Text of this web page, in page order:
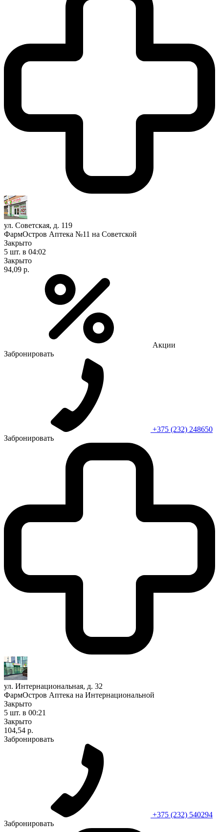
ул. Советская, д. 119
ФармОстров Аптека №11 на Советской
Закрыто
5 шт. в 04:02
Закрыто
94,09 р.
Акции
Забронировать
+375 (232) 248650
Забронировать
ул. Интернациональная, д. 32
ФармОстров Аптека на Интернациональной
Закрыто
5 шт. в 00:21
Закрыто
104,54 р.
Забронировать
+375 (232) 540294
Забронировать